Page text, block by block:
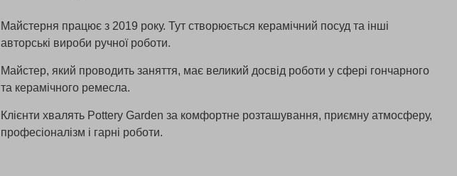
Майстерня працює з 2019 року. Тут створюється керамічний посуд та інші
авторські вироби ручної роботи.
Майстер, який проводить заняття, має великий досвід роботи у сфері гончарного
та керамічного ремесла.
Клієнти хвалять Pottery Garden за комфортне розташування, приємну атмосферу,
професіоналізм і гарні роботи.